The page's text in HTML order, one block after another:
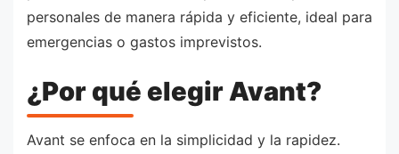
personales de manera rápida y eficiente, ideal para
emergencias o gastos imprevistos.
¿Por qué elegir Avant?
Avant se enfoca en la simplicidad y la rapidez.